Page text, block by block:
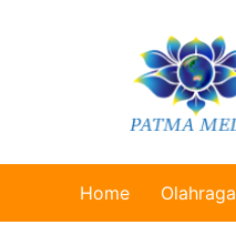
Home Olahraga